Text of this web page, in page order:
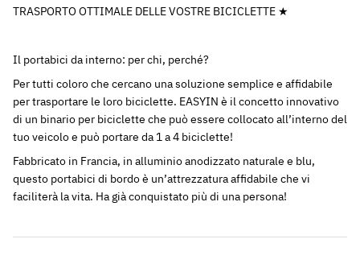
TRASPORTO OTTIMALE DELLE VOSTRE BICICLETTE ★
Il portabici da interno: per chi, perché?
Per tutti coloro che cercano una soluzione semplice e affidabile
per trasportare le loro biciclette. EASYIN è il concetto innovativo
di un binario per biciclette che può essere collocato all’interno del
tuo veicolo e può portare da 1 a 4 biciclette!
Fabbricato in Francia, in alluminio anodizzato naturale e blu,
questo portabici di bordo è un’attrezzatura affidabile che vi
faciliterà la vita. Ha già conquistato più di una persona!